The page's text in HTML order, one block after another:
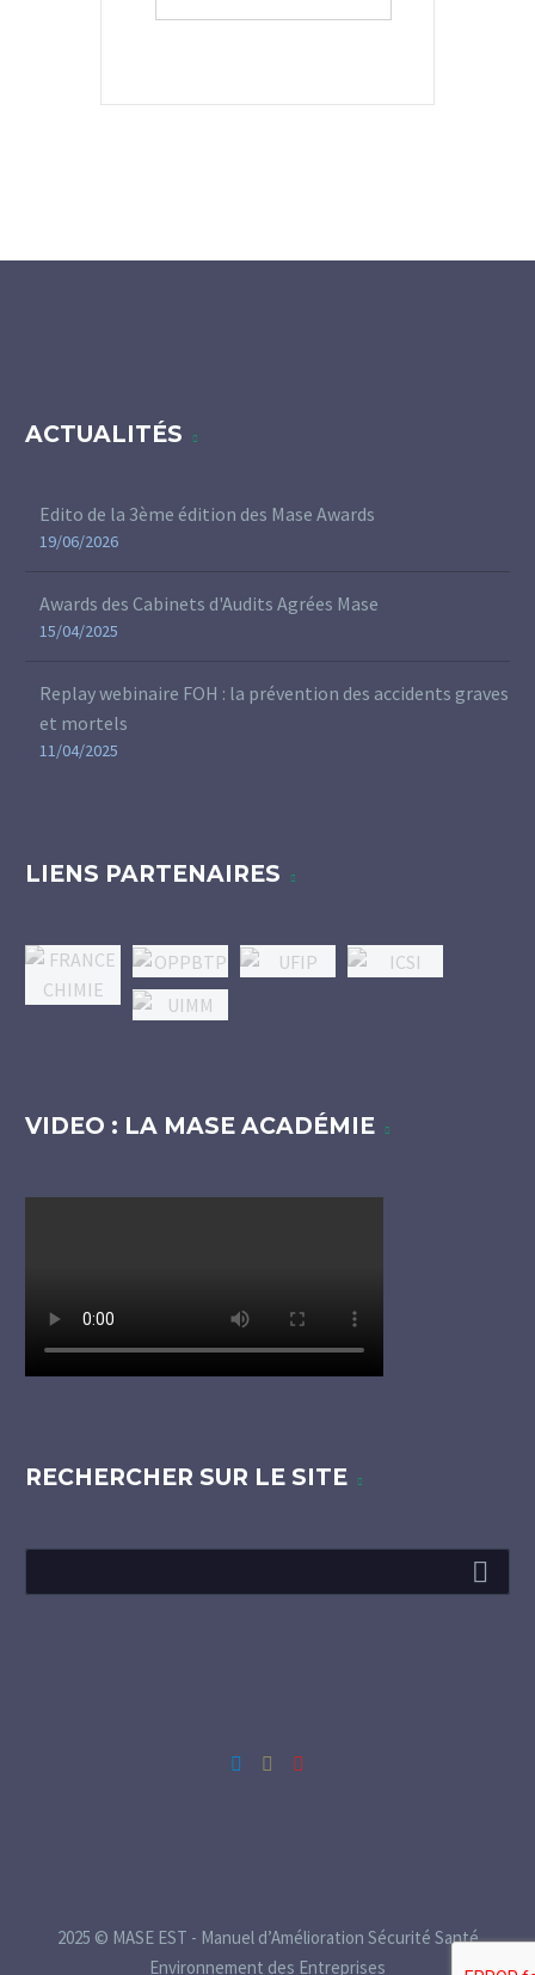
ACTUALITÉS
Edito de la 3ème édition des Mase Awards
19/06/2026
Awards des Cabinets d'Audits Agrées Mase
15/04/2025
Replay webinaire FOH : la prévention des accidents graves
et mortels
11/04/2025
LIENS PARTENAIRES
VIDEO : LA MASE ACADÉMIE
RECHERCHER SUR LE SITE
2025 © MASE EST - Manuel d’Amélioration Sécurité Santé
Environnement des Entreprises